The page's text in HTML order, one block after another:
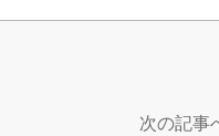
次の記事